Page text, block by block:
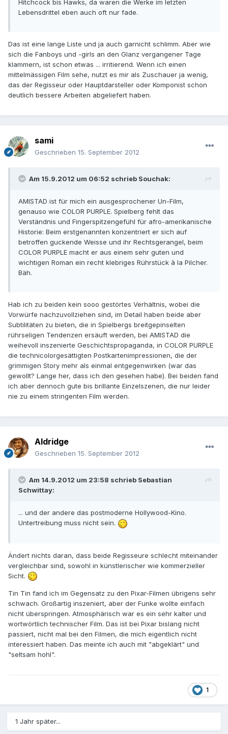
Hitchcock bis Hawks, da waren die Werke im letzten
Lebensdrittel eben auch oft nur fade.
Das ist eine lange Liste und ja auch garnicht schlimm. Aber wie
sich die Fanboys und -girls an den Glanz vergangener Tage
klammern, ist schon etwas ... irritierend. Wenn ich einen
mittelmässigen Film sehe, nutzt es mir als Zuschauer ja wenig,
das der Regisseur oder Hauptdarsteller oder Komponist schon
deutlich bessere Arbeiten abgeliefert haben.
sami
Geschrieben 15. September 2012
Am 15.9.2012 um 06:52 schrieb Souchak:
AMISTAD ist für mich ein ausgesprochener Un-Film,
genauso wie COLOR PURPLE. Spielberg fehlt das
Verständnis und Fingerspitzengefühl für afro-amerikanische
Historie: Beim erstgenannten konzentriert er sich auf
betroffen guckende Weisse und ihr Rechtsgerangel, beim
COLOR PURPLE macht er aus einem sehr guten und
wichtigen Roman ein recht klebriges Rührstück à la Pilcher.
Bäh.
Hab ich zu beiden kein sooo gestörtes Verhältnis, wobei die
Vorwürfe nachzuvollziehen sind, im Detail haben beide aber
Subtilitäten zu bieten, die in Spielbergs breitgepinselten
rührseligen Tendenzen ersäuft werden, bei AMISTAD die
weihevoll inszenierte Geschichtspropaganda, in COLOR PURPLE
die technicolorgesättigten Postkartenimpressionen, die der
grimmigen Story mehr als einmal entgegenwirken (war das
gewollt? Lange her, dass ich den gesehen habe). Bei beiden fand
ich aber dennoch gute bis brillante Einzelszenen, die nur leider
nie zu einem stringenten Film werden.
Aldridge
Geschrieben 15. September 2012
Am 14.9.2012 um 23:58 schrieb Sebastian
Schwittay:
... und der andere das postmoderne Hollywood-Kino.
Untertreibung muss nicht sein.
Ändert nichts daran, dass beide Regisseure schlecht miteinander
vergleichbar sind, sowohl in künstlerischer wie kommerzieller
Sicht.
Tin Tin fand ich im Gegensatz zu den Pixar-Filmen übrigens sehr
schwach. Großartig inszeniert, aber der Funke wollte einfach
nicht überspringen. Atmosphärisch war es ein sehr kalter und
wortwörtlich technischer Film. Das ist bei Pixar bislang nicht
passiert, nicht mal bei den Filmen, die mich eigentlich nicht
interessiert haben. Das meinte ich auch mit "abgeklärt" und
"seltsam hohl".
1
1 Jahr später...